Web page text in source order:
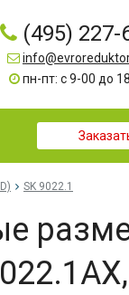
(495) 227-
пн-пт: с 9-00 до
SK 9022.1